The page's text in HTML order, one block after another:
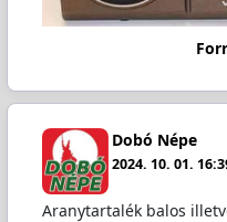
Dobó Népe
2024. 10. 01.
Aranytartalék balos